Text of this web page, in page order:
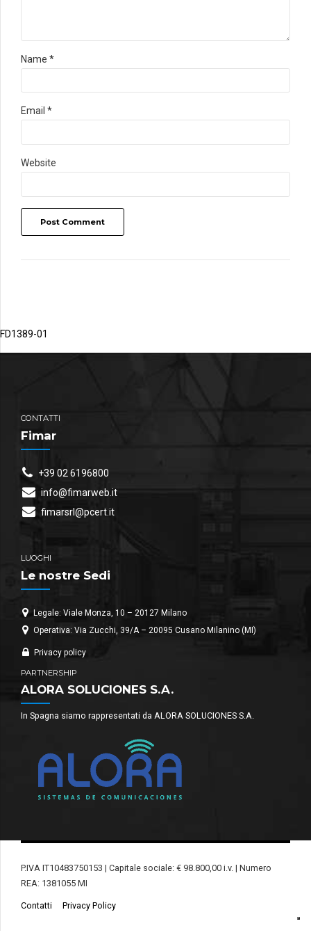
Name *
Email *
Website
Post Comment
FD1389-01
CONTATTI
Fimar
+39 02 6196800
info@fimarweb.it
fimarsrl@pcert.it
LUOGHI
Le nostre Sedi
Legale: Viale Monza, 10 – 20127 Milano
Operativa: Via Zucchi, 39/A – 20095 Cusano Milanino (MI)
Privacy policy
PARTNERSHIP
ALORA SOLUCIONES S.A.
In Spagna siamo rappresentati da ALORA SOLUCIONES S.A.
P.IVA IT10483750153 | Capitale sociale: € 98.800,00 i.v. | Numero
REA: 1381055 MI
Contatti Privacy Policy